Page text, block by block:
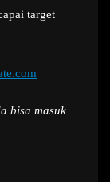
target
bisa masuk